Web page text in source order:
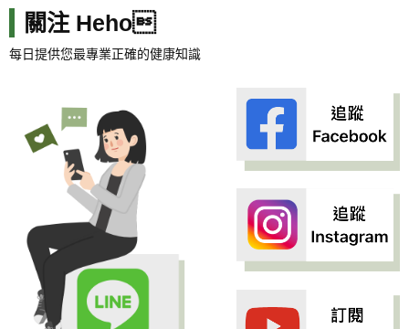
關注 Heho
每日提供您最專業正確的健康知識